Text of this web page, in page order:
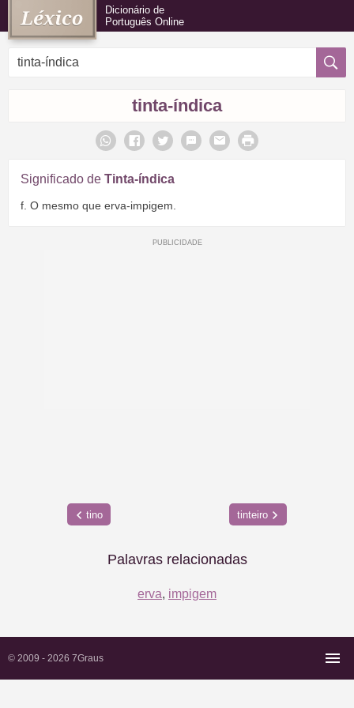
Dicionário de
Português Online
tinta-índica
Significado de Tinta-índica
f. O mesmo que erva-impigem.
tino tinteiro
Palavras relacionadas
erva, impigem
© 2009 - 2026 7Graus